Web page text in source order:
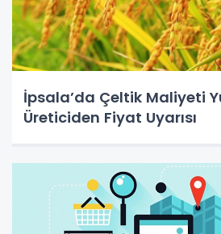
İpsala’da Çeltik Maliyeti
Üreticiden Fiyat Uyarısı